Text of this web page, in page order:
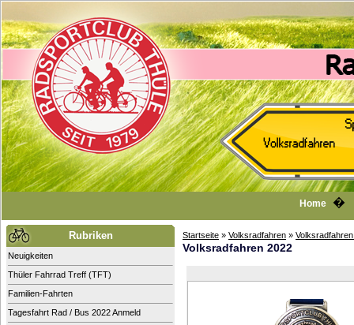
Home�
Rubriken
Neuigkeiten
Thüler Fahrrad Treff (TFT)
Familien-Fahrten
Tagesfahrt Rad / Bus 2022 Anmeld
Startseite » Volksradfahren »
Volksradfahren 2022